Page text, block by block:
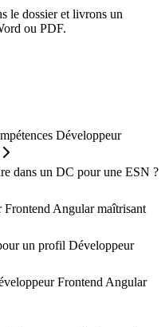
le dossier et livrons un
ou PDF.
Développeur
dans un DC pour une ESN ?
Angular maîtrisant
un profil Développeur
Frontend Angular